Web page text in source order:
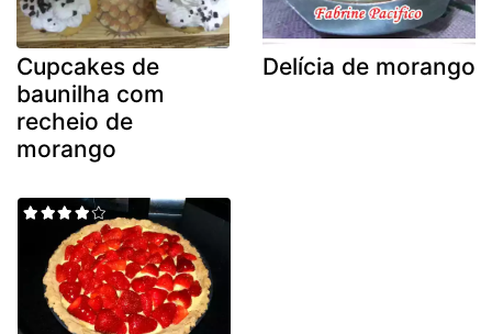
Cupcakes de
baunilha com
recheio de
morango
Delícia de morango